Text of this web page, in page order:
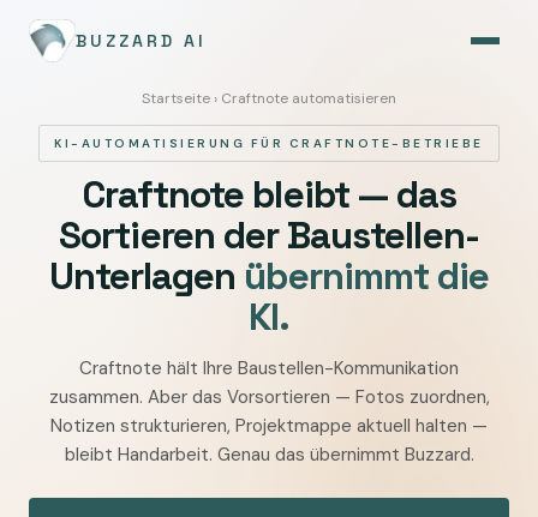
BUZZARD AI
Startseite › Craftnote automatisieren
KI-AUTOMATISIERUNG FÜR CRAFTNOTE-BETRIEBE
Craftnote bleibt — das
Sortieren der Baustellen-
Unterlagen übernimmt die
KI.
Craftnote
mit
KI
automatisieren
—
Craftnote hält Ihre Baustellen-Kommunikation
zusammen. Aber das Vorsortieren — Fotos zuordnen,
Notizen strukturieren, Projektmappe aktuell halten —
bleibt Handarbeit. Genau das übernimmt Buzzard.